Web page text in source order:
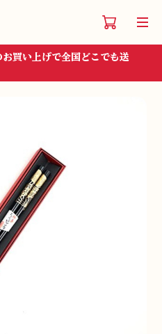
買い上げで全国どこでも送